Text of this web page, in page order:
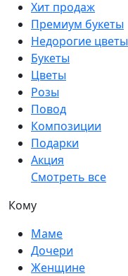
Хит продаж
Премиум букеты
Недорогие цветы
Букеты
Цветы
Розы
Повод
Композиции
Подарки
Акция
Смотреть все
Кому
Маме
Дочери
Женщине